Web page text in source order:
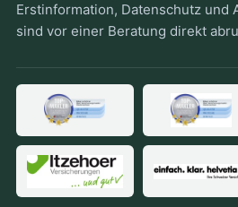
Erstinformation, Datenschutz und
sind vor einer Beratung direkt